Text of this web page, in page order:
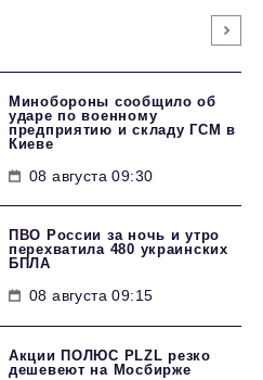
Минобороны сообщило об
ударе по военному
предприятию и складу ГСМ в
Киеве
08 августа 09:30
ПВО России за ночь и утро
перехватила 480 украинских
БПЛА
08 августа 09:15
Акции ПОЛЮС PLZL резко
дешевеют на Мосбирже